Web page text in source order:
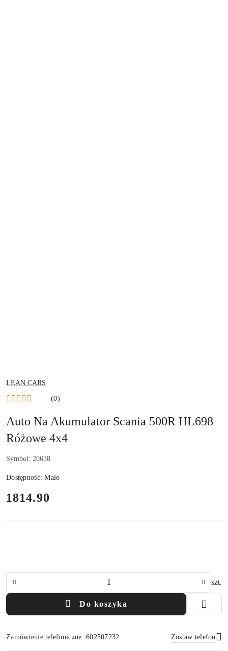
NAZWA
PRODUCENTA:
LEAN CARS
(0)
Auto Na Akumulator Scania 500R HL698
Różowe 4x4
Symbol: 20638
Dostępność:Mało
cena:
1814.90
szt.
Do koszyka
Zamówienie telefoniczne: 602507232 Zostaw telefon